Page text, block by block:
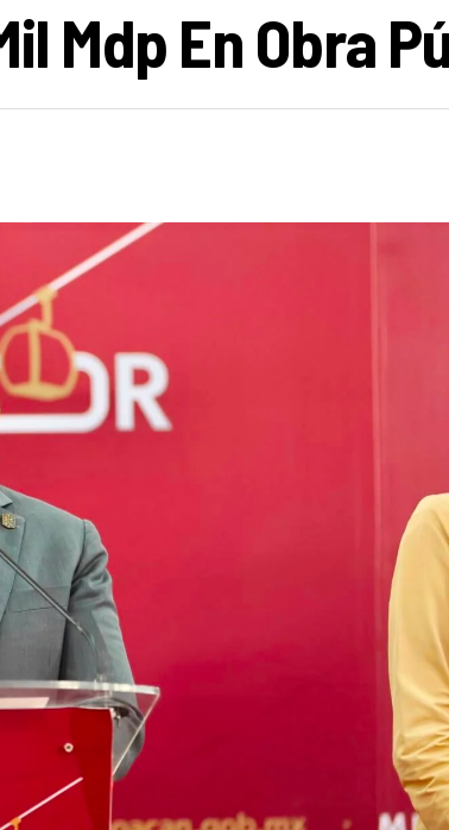
Mdp En Obra